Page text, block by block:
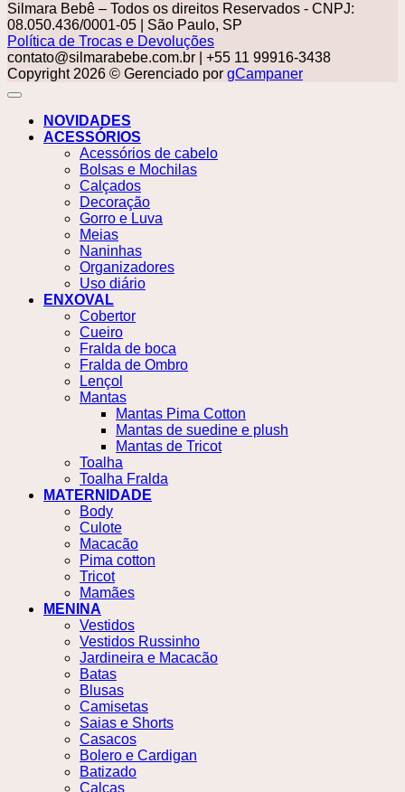
Silmara Bebê – Todos os direitos Reservados - CNPJ:
08.050.436/0001-05 | São Paulo, SP
Política de Trocas e Devoluções
contato@silmarabebe.com.br | +55 11 99916-3438
Copyright 2026 © Gerenciado por gCampaner
NOVIDADES
ACESSÓRIOS
Acessórios de cabelo
Bolsas e Mochilas
Calçados
Decoração
Gorro e Luva
Meias
Naninhas
Organizadores
Uso diário
ENXOVAL
Cobertor
Cueiro
Fralda de boca
Fralda de Ombro
Lençol
Mantas
Mantas Pima Cotton
Mantas de suedine e plush
Mantas de Tricot
Toalha
Toalha Fralda
MATERNIDADE
Body
Culote
Macacão
Pima cotton
Tricot
Mamães
MENINA
Vestidos
Vestidos Russinho
Jardineira e Macacão
Batas
Blusas
Camisetas
Saias e Shorts
Casacos
Bolero e Cardigan
Batizado
Calças